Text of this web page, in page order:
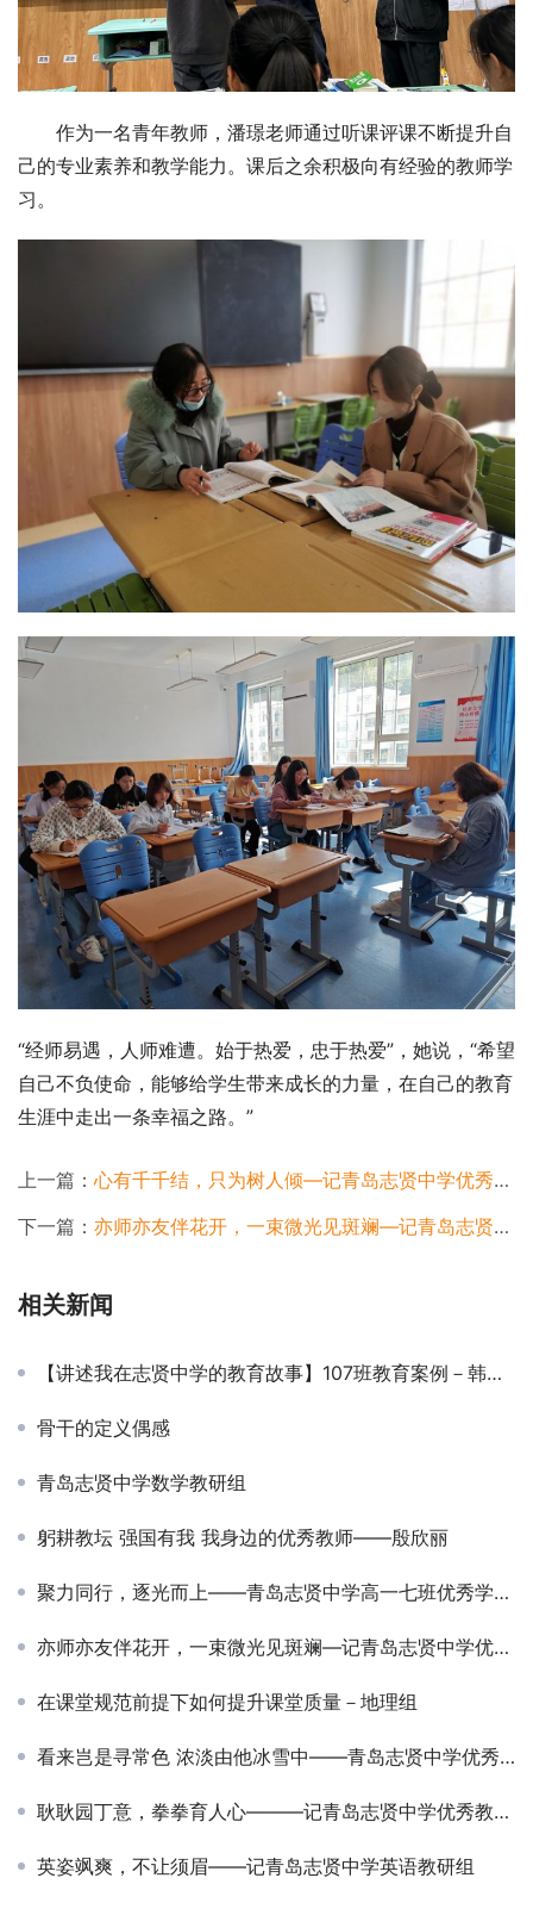
作为一名青年教师，潘璟老师通过听课评课不断提升自
己的专业素养和教学能力。课后之余积极向有经验的教师学
习。
“经师易遇，人师难遭。始于热爱，忠于热爱”，她说，“希望
自己不负使命，能够给学生带来成长的力量，在自己的教育
生涯中走出一条幸福之路。”
上一篇： 心有千千结，只为树人倾—记青岛志贤中学优秀教师张超怡
下一篇： 亦师亦友伴花开，一束微光见斑斓—记青岛志贤中学优秀教师闫阁
相关新闻
【讲述我在志贤中学的教育故事】107班教育案例－韩洪香
骨干的定义偶感
青岛志贤中学数学教研组
躬耕教坛 强国有我 我身边的优秀教师——殷欣丽
聚力同行，逐光而上——青岛志贤中学高一七班优秀学习小组成长纪实
亦师亦友伴花开，一束微光见斑斓—记青岛志贤中学优秀教师闫阁
在课堂规范前提下如何提升课堂质量－地理组
看来岂是寻常色 浓淡由他冰雪中——青岛志贤中学优秀教育工作者王海艳
耿耿园丁意，拳拳育人心———记青岛志贤中学优秀教师池倩
英姿飒爽，不让须眉——记青岛志贤中学英语教研组